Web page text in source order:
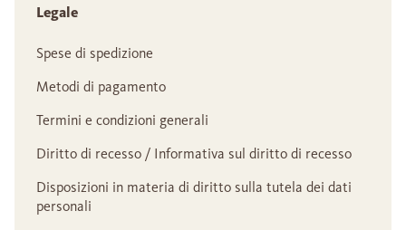
Legale
Spese di spedizione
Metodi di pagamento
Termini e condizioni generali
Diritto di recesso / Informativa sul diritto di recesso
Disposizioni in materia di diritto sulla tutela dei dati
personali